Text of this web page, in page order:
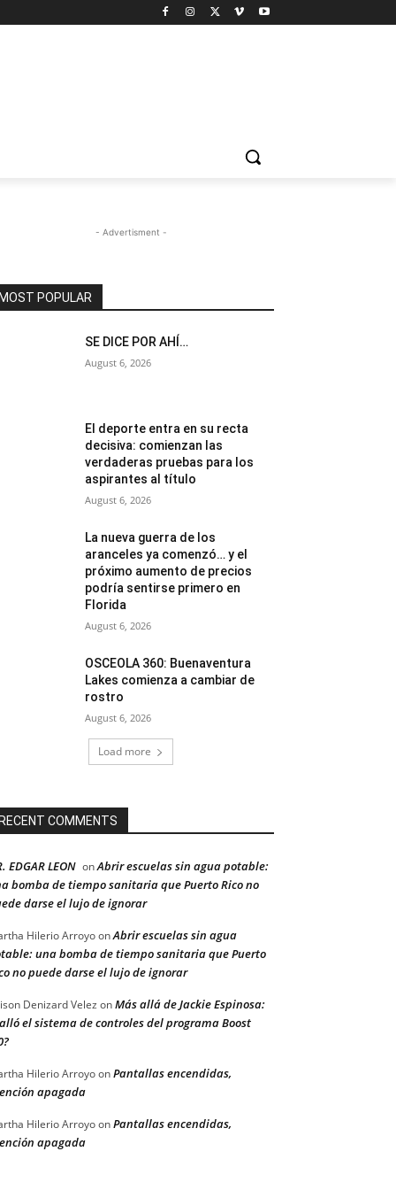
- Advertisment -
POPULAR
SE DICE POR AHÍ…
August 6, 2026
El deporte entra en su recta
decisiva: comienzan las
verdaderas pruebas para los
aspirantes al título
August 6, 2026
La nueva guerra de los
aranceles ya comenzó… y el
próximo aumento de precios
podría sentirse primero en
Florida
August 6, 2026
OSCEOLA 360: Buenaventura
Lakes comienza a cambiar de
rostro
August 6, 2026
Load more
COMMENTS
EDGAR LEON onAbrir escuelas sin agua potable:
bomba de tiempo sanitaria que Puerto Rico no
darse el lujo de ignorar
Hilerio ArroyoonAbrir escuelas sin agua
una bomba de tiempo sanitaria que Puerto
no puede darse el lujo de ignorar
Denizard Velez onMás allá de Jackie Espinosa:
el sistema de controles del programa Boost
Hilerio ArroyoonPantallas encendidas,
apagada
Hilerio ArroyoonPantallas encendidas,
apagada